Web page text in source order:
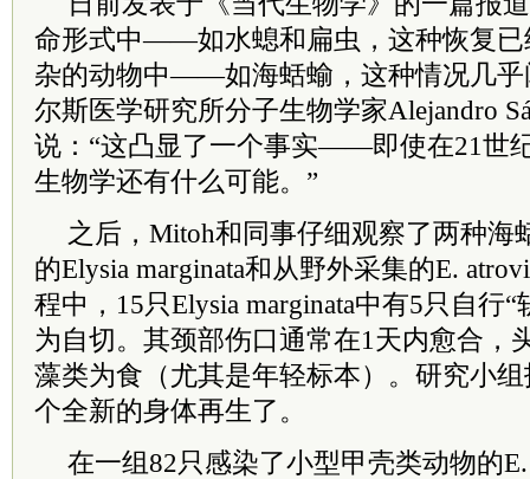
命形式中——如水螅和扁虫，这种恢复已
杂的动物中——如海蛞蝓，这种情况几乎
尔斯医学研究所分子生物学家Alejandro
说：“这凸显了一个事实——即使在21世
生物学还有什么可能。”
之后，Mitoh和同事仔细观察了两种海
的Elysia marginata和从野外采集的E.
程中，15只Elysia marginata中有5只自行
为自切。其颈部伤口通常在1天内愈合，
藻类为食（尤其是年轻标本）。研究小
个全新的身体再生了。
在一组82只感染了小型甲壳类动物的